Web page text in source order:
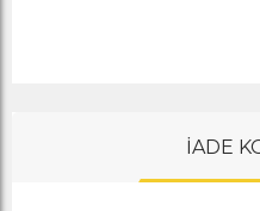
İADE